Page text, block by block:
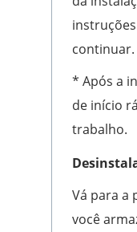
continuar.
* Após a
de início
trabalho.
Vá para a
você